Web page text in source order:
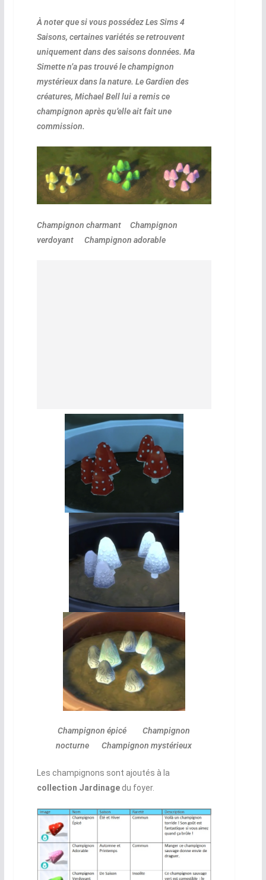
À noter que si vous possédez Les Sims 4
Saisons, certaines variétés se retrouvent
uniquement dans des saisons données. Ma
Simette n’a pas trouvé le champignon
mystérieux dans la nature. Le Gardien des
créatures, Michael Bell lui a remis ce
champignon après qu’elle ait fait une
commission.
Champignon charmant Champignon
verdoyant Champignon adorable
Champignon épicé Champignon
nocturne Champignon mystérieux
Les champignons sont ajoutés à la
collection Jardinagedu foyer.